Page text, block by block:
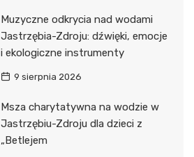
Muzyczne odkrycia nad wodami
Jastrzębia-Zdroju: dźwięki, emocje
i ekologiczne instrumenty
9 sierpnia 2026
Msza charytatywna na wodzie w
Jastrzębiu-Zdroju dla dzieci z
„Betlejem